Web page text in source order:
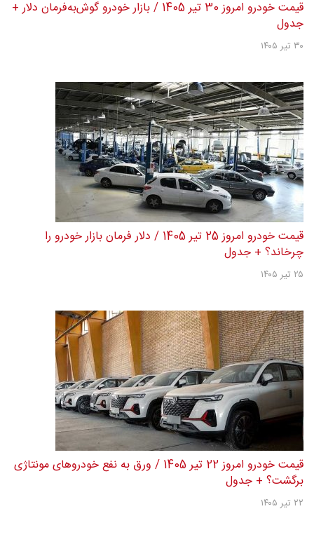
قیمت خودرو امروز 30 تیر 1405 / بازار خودرو گوش‌به‌فرمان دلار +
جدول
۳۰ تیر ۱۴۰۵
قیمت خودرو امروز 25 تیر 1405 / دلار فرمان بازار خودرو را
چرخاند؟ + جدول
۲۵ تیر ۱۴۰۵
قیمت خودرو امروز 22 تیر 1405 / ورق به نفع خودروهای مونتاژی
برگشت؟ + جدول
۲۲ تیر ۱۴۰۵